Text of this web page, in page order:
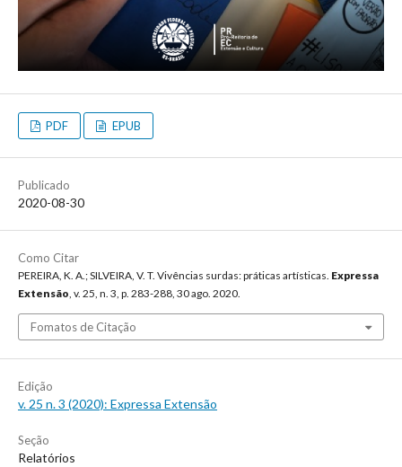
PDF EPUB
Publicado
2020-08-30
Como Citar
PEREIRA, K. A.; SILVEIRA, V. T. Vivências surdas: práticas artísticas. Expressa
Extensão, v. 25, n. 3, p. 283-288, 30 ago. 2020.
Fomatos de Citação
Edição
v. 25 n. 3 (2020): Expressa Extensão
Seção
Relatórios